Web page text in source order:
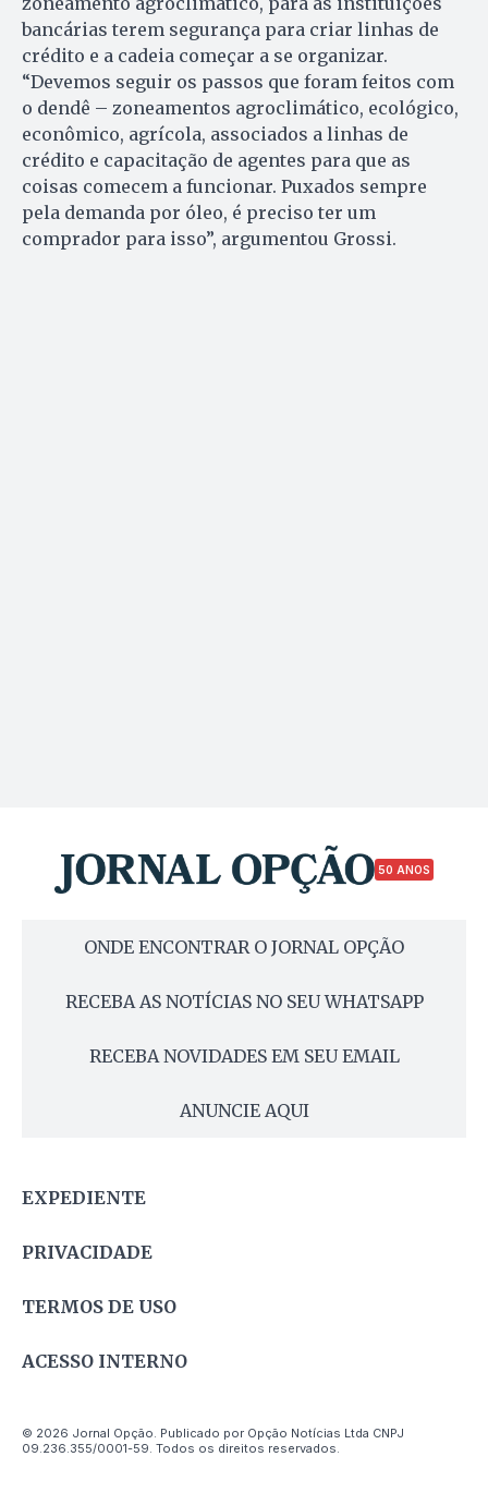
bancárias terem segurança para criar linhas de
crédito e a cadeia começar a se organizar.
“Devemos seguir os passos que foram feitos com
o dendê – zoneamentos agroclimático, ecológico,
econômico, agrícola, associados a linhas de
crédito e capacitação de agentes para que as
coisas comecem a funcionar. Puxados sempre
pela demanda por óleo, é preciso ter um
comprador para isso”, argumentou Grossi.
50 ANOS
ONDE ENCONTRAR O JORNAL OPÇÃO
RECEBA AS NOTÍCIAS NO SEU WHATSAPP
RECEBA NOVIDADES EM SEU EMAIL
ANUNCIE AQUI
EXPEDIENTE
PRIVACIDADE
TERMOS DE USO
ACESSO INTERNO
© 2026 Jornal Opção. Publicado por Opção Notícias Ltda CNPJ
09.236.355/0001-59. Todos os direitos reservados.